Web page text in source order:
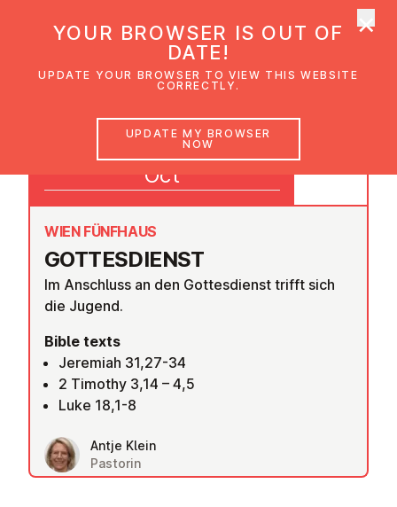
GOTTES­DI­ENST
WIEN FÜNFHAUS
Im Anschluss an den Gottesdienst trifft sich
die Jugend.
Bible texts
Jeremiah 31,27-34
2 Timothy 3,14 – 4,5
Luke 18,1-8
Antje Klein
Pastorin
19
Oct
YOUR BROWSER IS OUT OF
DATE!
UPDATE YOUR BROWSER TO VIEW THIS WEBSITE
CORRECTLY.
UPDATE MY BROWSER
NOW
×